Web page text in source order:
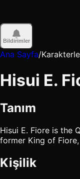
Bildirimler
Ana Sayfa/
Hisui E.
Tanım
Hisui E. Fiore is the
former King of Fiore,
Kişilik